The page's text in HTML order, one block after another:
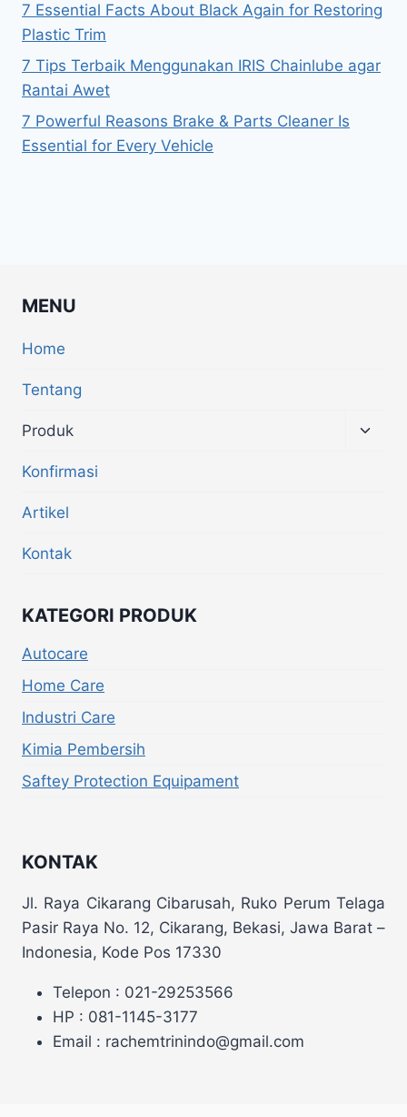
7 Essential Facts About Black Again for Restoring
Plastic Trim
7 Tips Terbaik Menggunakan IRIS Chainlube agar
Rantai Awet
7 Powerful Reasons Brake & Parts Cleaner Is
Essential for Every Vehicle
MENU
Home
Tentang
Produk
Konfirmasi
Artikel
Kontak
KATEGORI PRODUK
Autocare
Home Care
Industri Care
Kimia Pembersih
Saftey Protection Equipament
KONTAK
Jl. Raya Cikarang Cibarusah, Ruko Perum Telaga
Pasir Raya No. 12, Cikarang, Bekasi, Jawa Barat –
Indonesia, Kode Pos 17330
Telepon : 021-29253566
HP : 081-1145-3177
Email : rachemtrinindo@gmail.com